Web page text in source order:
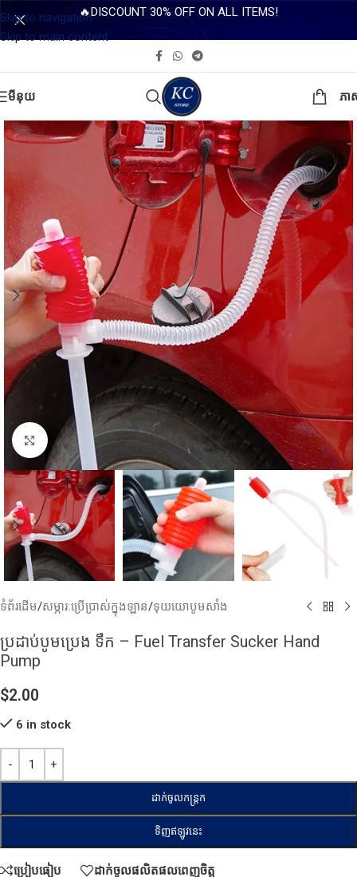
Skip to navigation
Skip to main content
🔥DISCOUNT 30% OFF ON ALL ITEMS!
មីនុយ ភា
Click to enlarge
ទំព័រដើម/សម្ភារៈប្រើប្រាស់ក្នុងឡាន/ទុយយោបូមសាំង
ប្រដាប់បូមប្រេង ទឹក – Fuel Transfer Sucker Hand
Pump
$2.00
6 in stock
ដាក់ចូលកន្ត្រក
ទិញឥឡូវនេះ
ប្រៀបធៀប ដាក់ចូលផលិតផលពេញចិត្ត